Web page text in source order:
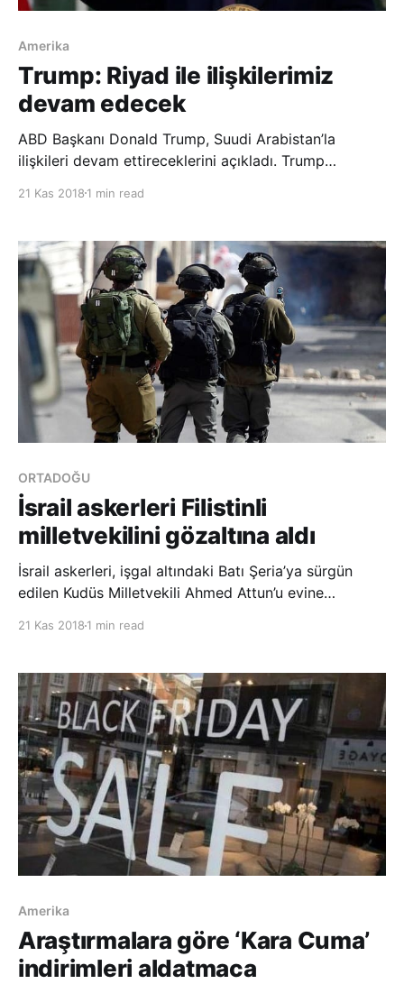
Amerika
Trump: Riyad ile ilişkilerimiz
devam edecek
ABD Başkanı Donald Trump, Suudi Arabistan’la
ilişkileri devam ettireceklerini açıkladı. Trump
öldürülmesi olayından Riyad ve Washington
istihbarat servisinin Kaşıkçı’nın ölümüyle ilgili bilgi
21 Kas 2018 1 min read
ORTADOĞU
İsrail askerleri Filistinli
milletvekilini gözaltına aldı
İsrail askerleri, işgal altındaki Batı Şeria’ya sürgün
edilen Kudüs Milletvekili Ahmed Attun’u evine
bulunan evine baskın düzenledi. Ha
21 Kas 2018 1 min read
Amerika
Araştırmalara göre ‘Kara Cuma’
indirimleri aldatmaca